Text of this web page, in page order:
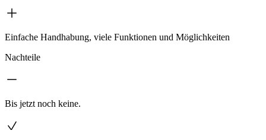
Einfache Handhabung, viele Funktionen und Möglichkeiten
Nachteile
Bis jetzt noch keine.